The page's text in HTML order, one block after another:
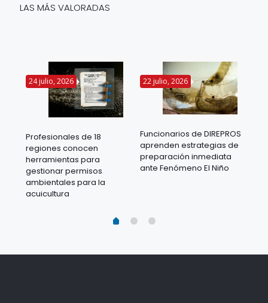
LAS MÁS VALORADAS
24 julio, 2026
Profesionales de 18
regiones conocen
herramientas para
gestionar permisos
ambientales para la
acuicultura
22 julio, 2026
Funcionarios de DIREPROS
aprenden estrategias de
preparación inmediata
ante Fenómeno El Niño